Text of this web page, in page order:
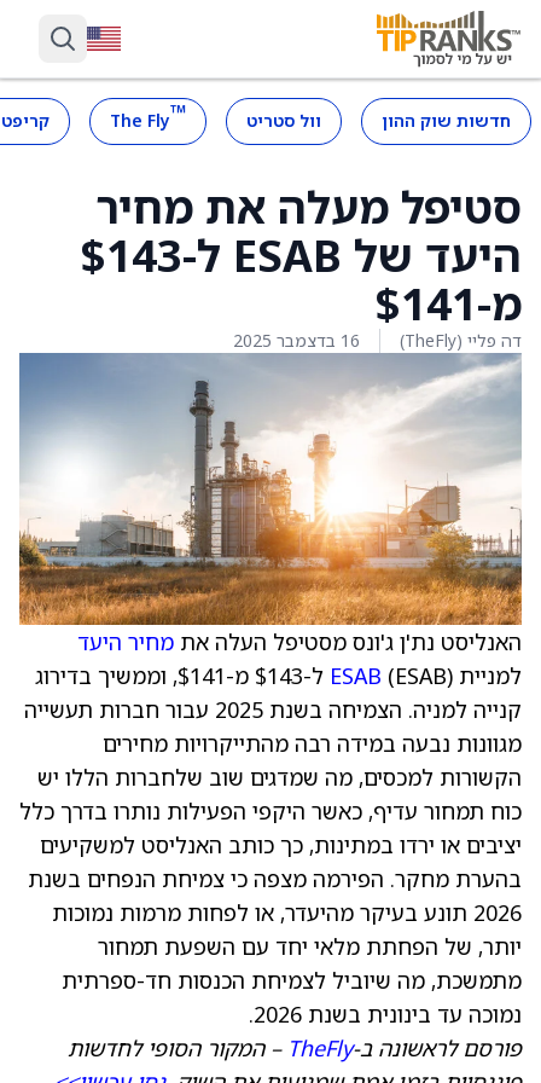
חדשות שוק ההון וול סטריט ™
The Fly
סטיפל מעלה את מחיר
היעד של ESAB ל-$143
מ-$141
דה פליי (TheFly) 16 בדצמבר 2025
האנליסט נת'ן ג'ונס מסטיפל העלה את מחיר היעד
למניית
ESAB
(ESAB) ל-$143 מ-$141, וממשיך בדירוג
קנייה למניה. הצמיחה בשנת 2025 עבור חברות תעשייה
מגוונות נבעה במידה רבה מהתייקרויות מחירים
הקשורות למכסים, מה שמדגים שוב שלחברות הללו יש
כוח תמחור עדיף, כאשר היקפי הפעילות נותרו בדרך כלל
יציבים או ירדו במתינות, כך כותב האנליסט למשקיעים
בהערת מחקר. הפירמה מצפה כי צמיחת הנפחים בשנת
2026 תונע בעיקר מהיעדר, או לפחות מרמות נמוכות
יותר, של הפחתת מלאי יחד עם השפעת תמחור
מתמשכת, מה שיוביל לצמיחת הכנסות חד-ספרתית
נמוכה עד בינונית בשנת 2026.
פורסם לראשונה ב-TheFly – המקור הסופי לחדשות